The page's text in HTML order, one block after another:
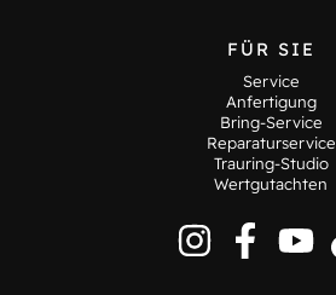
FÜR SIE
Service
Anfertigung
Bring-Service
Reparaturservice
Trauring-Studio
Wertgutachten